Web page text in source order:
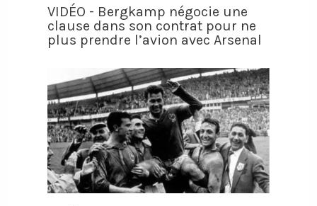
VIDÉO - Bergkamp négocie une
clause dans son contrat pour ne
plus prendre l’avion avec Arsenal